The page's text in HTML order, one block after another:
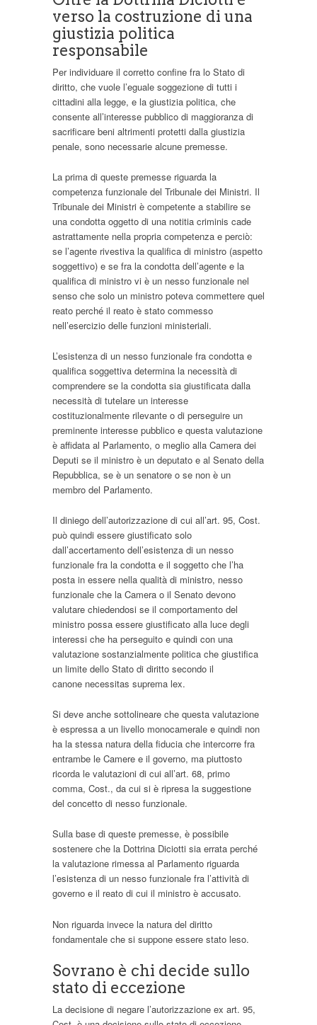
verso la costruzione di una
giustizia politica
responsabile
Per individuare il corretto confine fra lo Stato di
diritto, che vuole l’eguale soggezione di tutti i
cittadini alla legge, e la giustizia politica, che
consente all’interesse pubblico di maggioranza di
sacrificare beni altrimenti protetti dalla giustizia
penale, sono necessarie alcune premesse.
La prima di queste premesse riguarda la
competenza funzionale del Tribunale dei Ministri. Il
Tribunale dei Ministri è competente a stabilire se
una condotta oggetto di una notitia criminis cade
astrattamente nella propria competenza e perciò:
se l’agente rivestiva la qualifica di ministro (aspetto
soggettivo) e se fra la condotta dell’agente e la
qualifica di ministro vi è un nesso funzionale nel
senso che solo un ministro poteva commettere quel
reato perché il reato è stato commesso
nell’esercizio delle funzioni ministeriali.
L’esistenza di un nesso funzionale fra condotta e
qualifica soggettiva determina la necessità di
comprendere se la condotta sia giustificata dalla
necessità di tutelare un interesse
costituzionalmente rilevante o di perseguire un
preminente interesse pubblico e questa valutazione
è affidata al Parlamento, o meglio alla Camera dei
Deputi se il ministro è un deputato e al Senato della
Repubblica, se è un senatore o se non è un
membro del Parlamento.
Il diniego dell’autorizzazione di cui all’art. 95, Cost.
può quindi essere giustificato solo
dall’accertamento dell’esistenza di un nesso
funzionale fra la condotta e il soggetto che l’ha
posta in essere nella qualità di ministro, nesso
funzionale che la Camera o il Senato devono
valutare chiedendosi se il comportamento del
ministro possa essere giustificato alla luce degli
interessi che ha perseguito e quindi con una
valutazione sostanzialmente politica che giustifica
un limite dello Stato di diritto secondo il
canone necessitas suprema lex.
Si deve anche sottolineare che questa valutazione
è espressa a un livello monocamerale e quindi non
ha la stessa natura della fiducia che intercorre fra
entrambe le Camere e il governo, ma piuttosto
ricorda le valutazioni di cui all’art. 68, primo
comma, Cost., da cui si è ripresa la suggestione
del concetto di nesso funzionale.
Sulla base di queste premesse, è possibile
sostenere che la Dottrina Diciotti sia errata perché
la valutazione rimessa al Parlamento riguarda
l’esistenza di un nesso funzionale fra l’attività di
governo e il reato di cui il ministro è accusato.
Non riguarda invece la natura del diritto
fondamentale che si suppone essere stato leso.
Sovrano è chi decide sullo
stato di eccezione
La decisione di negare l’autorizzazione ex art. 95,